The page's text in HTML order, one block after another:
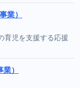
業）
育児を支援する応援
）